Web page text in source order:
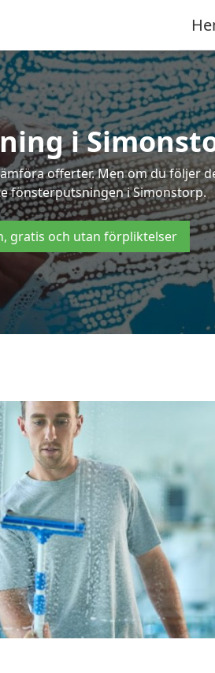
i
offerter. Men om du följer
fönsterputsningen i Simonstorp.
gratis och utan förpliktelser